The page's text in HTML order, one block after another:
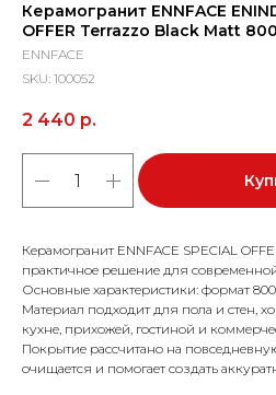
Керамогранит ENNFACE
OFFER Terrazzo Black Matt
ENNFACE
SKU: 100052
2 440 р.
Керамогранит ENNFACE SPECIAL
практичное решение для
Основные характеристики: формат
Материал подходит для пола и стен,
кухне, прихожей, гостиной и
Покрытие рассчитано на
очищается и помогает создать